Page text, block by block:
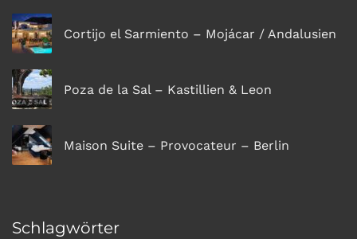
Cortijo el Sarmiento – Mojácar / Andalusien
Poza de la Sal – Kastillien & Leon
Maison Suite – Provocateur – Berlin
Schlagwörter